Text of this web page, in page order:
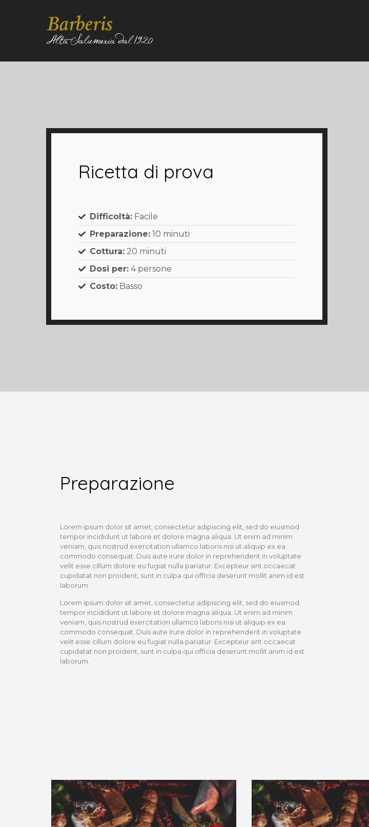
Ricetta di prova
Difficoltà: Facile
Preparazione: 10 minuti
Cottura: 20 minuti
Dosi per: 4 persone
Costo: Basso
Preparazione
Lorem ipsum dolor sit amet, consectetur adipiscing elit, sed do eiusmod
tempor incididunt ut labore et dolore magna aliqua. Ut enim ad minim
veniam, quis nostrud exercitation ullamco laboris nisi ut aliquip ex ea
commodo consequat. Duis aute irure dolor in reprehenderit in voluptate
velit esse cillum dolore eu fugiat nulla pariatur. Excepteur sint occaecat
cupidatat non proident, sunt in culpa qui officia deserunt mollit anim id est
laborum.
Lorem ipsum dolor sit amet, consectetur adipiscing elit, sed do eiusmod
tempor incididunt ut labore et dolore magna aliqua. Ut enim ad minim
veniam, quis nostrud exercitation ullamco laboris nisi ut aliquip ex ea
commodo consequat. Duis aute irure dolor in reprehenderit in voluptate
velit esse cillum dolore eu fugiat nulla pariatur. Excepteur sint occaecat
cupidatat non proident, sunt in culpa qui officia deserunt mollit anim id est
laborum.